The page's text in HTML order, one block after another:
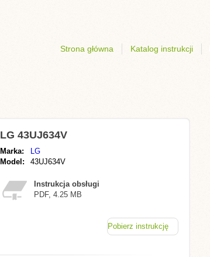
Strona główna Katalog instrukcji
LG 43UJ634V
Marka:
LG
Model:
43UJ634V
Instrukcja obsługi
PDF, 4.25 MB
Pobierz instrukcję